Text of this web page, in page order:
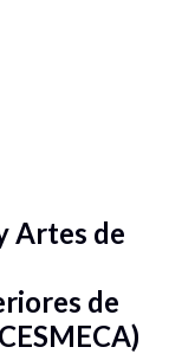
Artes de
de